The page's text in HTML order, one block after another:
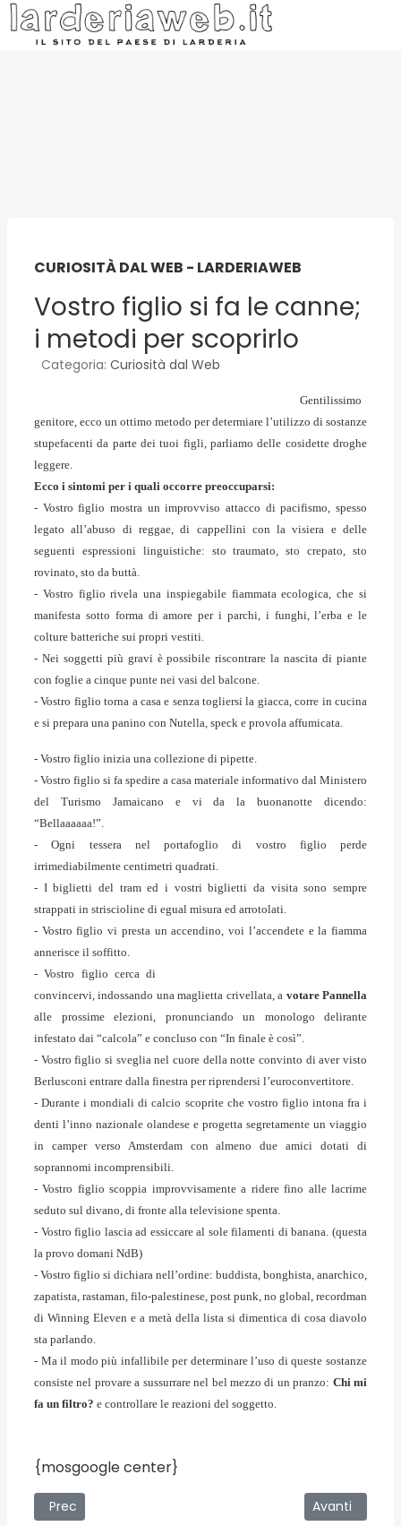
CURIOSITÀ DAL WEB - LARDERIAWEB
Vostro figlio si fa le canne;
i metodi per scoprirlo
Categoria: Curiosità dal Web
Gentilissimo
genitore, ecco un ottimo metodo per determiare l’utilizzo di sostanze
stupefacenti da parte dei tuoi figli, parliamo delle cosidette droghe
leggere.
Ecco i sintomi per i quali occorre preoccuparsi:
- Vostro figlio mostra un improvviso attacco di pacifismo, spesso
legato all’abuso di reggae, di cappellini con la visiera e delle
seguenti espressioni linguistiche: sto traumato, sto crepato, sto
rovinato, sto da buttà.
- Vostro figlio rivela una inspiegabile fiammata ecologica, che si
manifesta sotto forma di amore per i parchi, i funghi, l’erba e le
colture batteriche sui propri vestiti.
- Nei soggetti più gravi è possibile riscontrare la nascita di piante
con foglie a cinque punte nei vasi del balcone.
- Vostro figlio torna a casa e senza togliersi la giacca, corre in cucina
e si prepara una panino con Nutella, speck e provola affumicata.
- Vostro figlio inizia una collezione di pipette.
- Vostro figlio si fa spedire a casa materiale informativo dal Ministero
del Turismo Jamaicano e vi da la buonanotte dicendo:
“Bellaaaaaa!”.
- Ogni tessera nel portafoglio di vostro figlio perde
irrimediabilmente centimetri quadrati.
- I biglietti del tram ed i vostri biglietti da visita sono sempre
strappati in striscioline di egual misura ed arrotolati.
- Vostro figlio vi presta un accendino, voi l’accendete e la fiamma
annerisce il soffitto.
- Vostro figlio cerca di
convincervi, indossando una maglietta crivellata, a votare Pannella
alle prossime elezioni, pronunciando un monologo delirante
infestato dai “calcola” e concluso con “In finale è così”.
- Vostro figlio si sveglia nel cuore della notte convinto di aver visto
Berlusconi entrare dalla finestra per riprendersi l’euroconvertitore.
- Durante i mondiali di calcio scoprite che vostro figlio intona fra i
denti l’inno nazionale olandese e progetta segretamente un viaggio
in camper verso Amsterdam con almeno due amici dotati di
soprannomi incomprensibili.
- Vostro figlio scoppia improvvisamente a ridere fino alle lacrime
seduto sul divano, di fronte alla televisione spenta.
- Vostro figlio lascia ad essiccare al sole filamenti di banana. (questa
la provo domani NdB)
- Vostro figlio si dichiara nell’ordine: buddista, bonghista, anarchico,
zapatista, rastaman, filo-palestinese, post punk, no global, recordman
di Winning Eleven e a metà della lista si dimentica di cosa diavolo
sta parlando.
- Ma il modo più infallibile per determinare l’uso di queste sostanze
consiste nel provare a sussurrare nel bel mezzo di un pranzo: Chi mi
fa un filtro? e controllare le reazioni del soggetto.
{mosgoogle center}
Articolo precedente: La politica e la proprietà. Punti di
Prec Articolo
Avanti